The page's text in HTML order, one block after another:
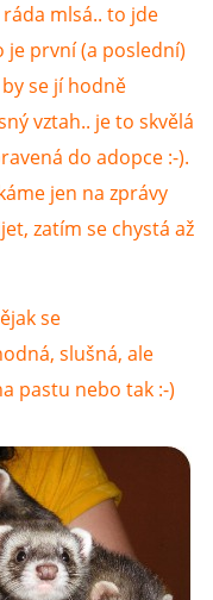
mlsá.. to jde
první (a poslední)
se jí hodně
vztah.. je to skvělá
do adopce :-).
jen na zprávy
zatím se chystá až
se
slušná, ale
pastu nebo tak :-)